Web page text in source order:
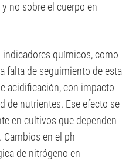
no sobre el cuerpo en
químicos, como
falta de seguimiento de esta
acidificación, con impacto
de nutrientes. Ese efecto se
en cultivos que dependen
Cambios en el ph
de nitrógeno en